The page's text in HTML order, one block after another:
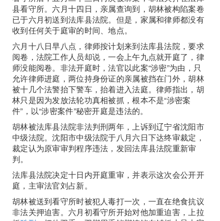
县看守所。六月十四日，亲属查询到，胡林被构陷案卷
已于六月初送到法库县法院。但是，家属和律师都没有
收到任何关于庭审的时间、地点。
六月十八日早八点，律师按计划来到法库县法院，要求
阅卷，法院工作人员却说，一会上午九点就开庭了，律
师没能阅卷。非法开庭时，法官以此案“涉密”为由，只
允许律师进庭，两位持身份证的亲属被挡在门外，胡林
被十几个法警抬下警车，抬着进入法庭。律师指出，胡
林只是因为发放法轮功真相被抓，根本不是“涉密案
件”，以“涉密案件”秘密开庭是违法的。
胡林被法库县法院非法判刑两年，上诉到辽宁省沈阳市
中级法院。沈阳市中级法院于八月六日下达终审裁定，
裁定认为原审审判程序违法，发回法库县法院重新审
判。
法库县法院决定十日内开庭重审，并表示这次会公开开
庭，主审法官刘占新。
胡林被送到看守所时被犯人毒打一次，一直在绝食抗议
非法关押迫害。六月初看守所开始对他加重迫害，上拉